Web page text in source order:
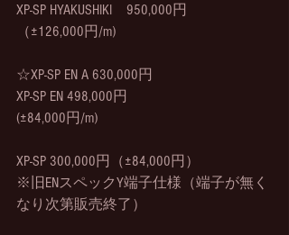
XP-SP HYAKUSHIKI　950,000円
（±126,000円/m)
☆XP-SP EN A 630,000円
XP-SP EN 498,000円
(±84,000円/m)
XP-SP 300,000円（±84,000円）
※旧ENスペックY端子仕様（端子が無く
なり次第販売終了）